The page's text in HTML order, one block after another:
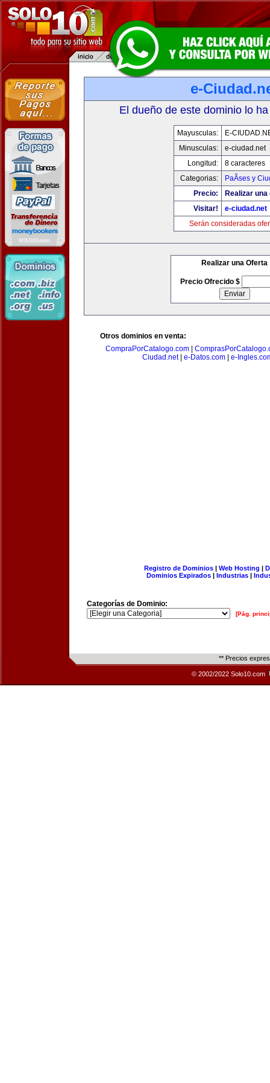
e-
El dueño de este dominio lo
Mayusculas:
E-
Minusculas:
e-ciudad.net
Longitud:
8 caracteres
Categorias:
PaÃ­ses y
Precio:
Realizar
Visitar!
e-ciudad.net
Serán consideradas
Realizar una Oferta
Precio Ofrecido $
Otros dominios en venta:
CompraPorCatalogo.com|
Ciudad.net| e-Datos.com e-
Registro de Dominios| Web Hosting |
Dominios Expirados | Industrias |
Categorías de Dominio:
[Pág.
** Precios
© 2002/2022 Solo10.com